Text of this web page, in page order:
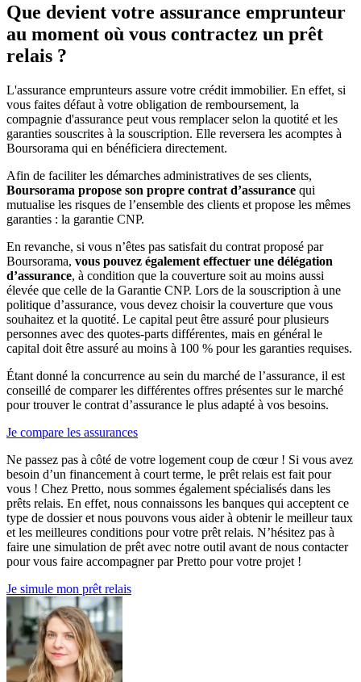
Que devient votre assurance emprunteur
au moment où vous contractez un prêt
relais ?
L'assurance emprunteurs assure votre crédit immobilier. En effet, si
vous faites défaut à votre obligation de remboursement, la
compagnie d'assurance peut vous remplacer selon la quotité et les
garanties souscrites à la souscription. Elle reversera les acomptes à
Boursorama qui en bénéficiera directement.
Afin de faciliter les démarches administratives de ses clients,
Boursorama propose son propre contrat d’assurance qui
mutualise les risques de l’ensemble des clients et propose les mêmes
garanties : la garantie CNP.
En revanche, si vous n’êtes pas satisfait du contrat proposé par
Boursorama, vous pouvez également effectuer une délégation
d’assurance, à condition que la couverture soit au moins aussi
élevée que celle de la Garantie CNP. Lors de la souscription à une
politique d’assurance, vous devez choisir la couverture que vous
souhaitez et la quotité. Le capital peut être assuré pour plusieurs
personnes avec des quotes-parts différentes, mais en général le
capital doit être assuré au moins à 100 % pour les garanties requises.
Étant donné la concurrence au sein du marché de l’assurance, il est
conseillé de comparer les différentes offres présentes sur le marché
pour trouver le contrat d’assurance le plus adapté à vos besoins.
Je compare les assurances
Ne passez pas à côté de votre logement coup de cœur ! Si vous avez
besoin d’un financement à court terme, le prêt relais est fait pour
vous ! Chez Pretto, nous sommes également spécialisés dans les
prêts relais. En effet, nous connaissons les banques qui acceptent ce
type de dossier et nous pouvons vous aider à obtenir le meilleur taux
et les meilleures conditions pour votre prêt relais. N’hésitez pas à
faire une simulation de prêt avec notre outil avant de nous contacter
pour vous faire accompagner par Pretto pour votre projet !
Je simule mon prêt relais